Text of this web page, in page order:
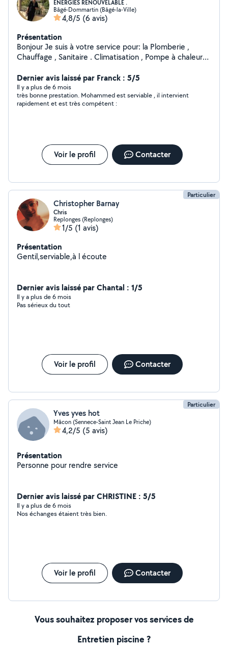
ENERGIES RENOUVELABLE .
Bâgé-Dommartin (Bâgé-la-Ville)
4,8/5 (6 avis)
Présentation
Bonjour Je suis à votre service pour: la Plomberie ,
Chauffage , Sanitaire . Climatisation , Pompe à chaleur
Dernier avis laissé par Franck : 5/5
Il y a plus de 6 mois
très bonne prestation. Mohammed est serviable , il intervient
rapidement et est très compétent :
Voir le profil Contacter
Particulier
Christopher Barnay
Chris
Replonges (Replonges)
1/5 (1 avis)
Présentation
Gentil,serviable,à l écoute
Dernier avis laissé par Chantal : 1/5
Il y a plus de 6 mois
Pas sérieux du tout
Voir le profil Contacter
Particulier
Yves yves hot
Mâcon (Sennece-Saint Jean Le Priche)
4,2/5 (5 avis)
Présentation
Personne pour rendre service
Dernier avis laissé par CHRISTINE : 5/5
Il y a plus de 6 mois
Nos échanges étaient très bien.
Voir le profil Contacter
Vous souhaitez proposer vos services de
Entretien piscine ?